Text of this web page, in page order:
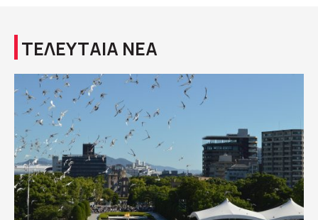
ΤΕΛΕΥΤΑΙΑ ΝΕΑ